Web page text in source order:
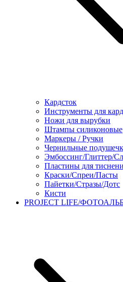
Кардсток
Инструменты для
Ножи для вырубки
Штампы силиконовые
Маркеры / Ручки
Чернильные
Эмбоссинг/Глиттер/
Пластины для
Краски/Спреи/Пасты
Пайетки/Стразы/Дотс
Кисти
PROJECT LIFE/